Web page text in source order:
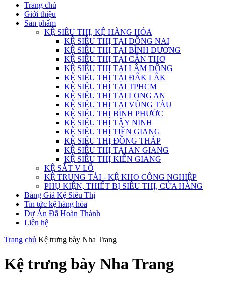
Trang chủ
Giới thiệu
Sản phẩm
KỆ SIÊU THỊ, KỆ HÀNG HÓA
KỆ SIÊU THỊ TẠI ĐỒNG NAI
KỆ SIÊU THỊ TẠI BÌNH DƯƠNG
KỆ SIÊU THỊ TẠI CẦN THƠ
KỆ SIÊU THỊ TẠI LÂM ĐỒNG
KỆ SIÊU THỊ TẠI ĐẮK LẮK
KỆ SIÊU THỊ TẠI TPHCM
KỆ SIÊU THỊ TẠI LONG AN
KỆ SIÊU THỊ TẠI VŨNG TÀU
KỆ SIÊU THỊ BÌNH PHƯỚC
KỆ SIÊU THỊ TÂY NINH
KỆ SIÊU THỊ TIỀN GIANG
KỆ SIÊU THỊ ĐỒNG THÁP
KỆ SIÊU THỊ TẠI AN GIANG
KỆ SIÊU THỊ KIÊN GIANG
KỆ SẮT V LỖ
KỆ TRUNG TẢI - KỆ KHO CÔNG NGHIỆP
PHỤ KIỆN, THIẾT BỊ SIÊU THỊ, CỬA HÀNG
Bảng Giá Kệ Siêu Thị
Tin tức kệ hàng hóa
Dự Án Đã Hoàn Thành
Liên hệ
Trang chủ Kệ trưng bày Nha Trang
Kệ trưng bày Nha Trang